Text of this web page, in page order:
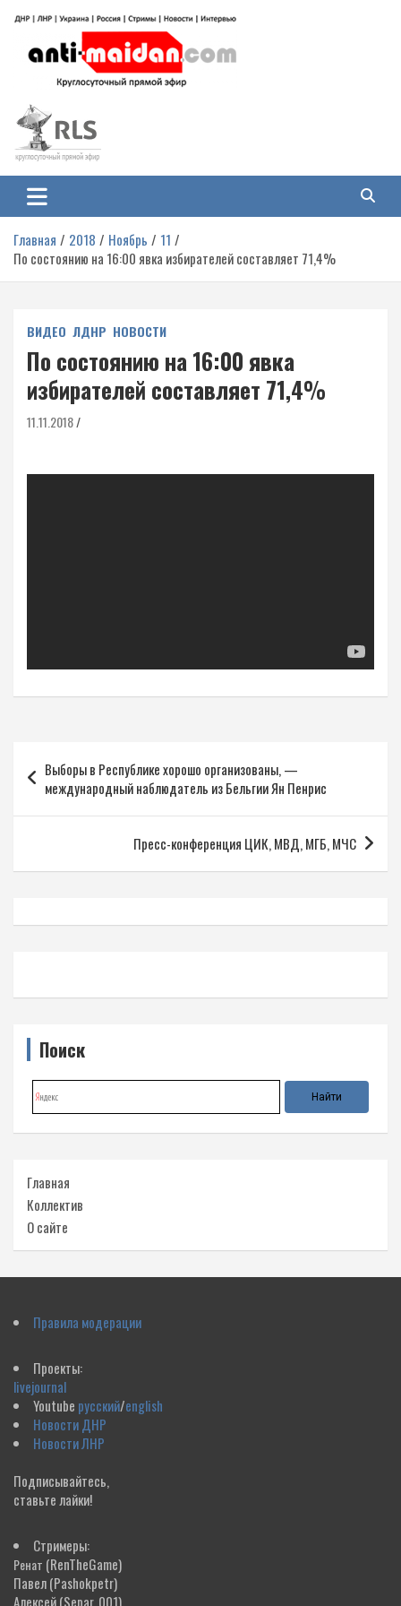
содержимому
Антимайдан: Гражданская война
на Украине
гражданской войне на Украине, включая события в Новороссии, ДНР,
ЛНР и других регионах.
Главная 2018 Ноябрь
11
По состоянию на 16:00 явка избирателей составляет 71,4%
ВИДЕО ЛДНР НОВОСТИ
По состоянию на 16:00 явка
избирателей составляет 71,4%
11.11.2018
Навигация
по
записям
Выборы в Республике хорошо организованы, —
международный наблюдатель из Бельгии Ян Пенрис
Пресс-конференция ЦИК, МВД, МГБ, МЧС
Поиск
Главная
Коллектив
О сайте
Правила модерации
Проекты:
livejournal
Youtube русский/english
Новости ДНР
Новости ЛНР
Подписывайтесь,
ставьте лайки!
Стримеры:
Ренат (RenTheGame)
Павел(Pashokpetr)
Алексей(Separ_001)